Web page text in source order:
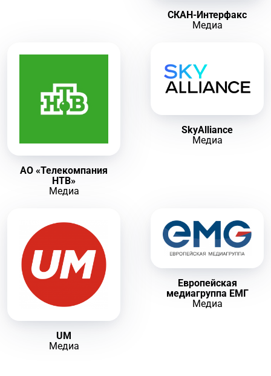
СКАН-Интерфакс
Медиа
AO «Телекомпания
НТВ»
Медиа
SkyAlliance
Медиа
UM
Медиа
Европейская
медиагруппа ЕМГ
Медиа